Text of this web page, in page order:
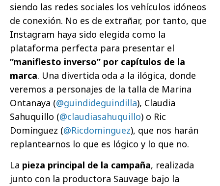
siendo las redes sociales los vehículos idóneos
de conexión. No es de extrañar, por tanto, que
Instagram haya sido elegida como la
plataforma perfecta para presentar el
“manifiesto inverso” por capítulos de la
marca. Una divertida oda a la ilógica, donde
veremos a personajes de la talla de Marina
Ontanaya (@guindideguindilla), Claudia
Sahuquillo (@claudiasahuquillo) o Ric
Domínguez (@Ricdominguez), que nos harán
replantearnos lo que es lógico y lo que no.
La pieza principal de la campaña, realizada
junto con la productora Sauvage bajo la